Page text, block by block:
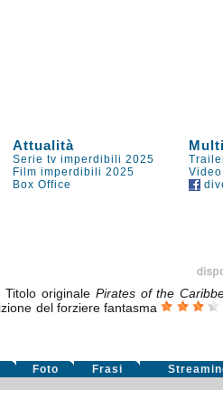
Attualità
Serie tv imperdibili 2025
Film imperdibili 2025
Box Office
Titolo originale Pirates of the
del forziere fantasma
Foto Frasi